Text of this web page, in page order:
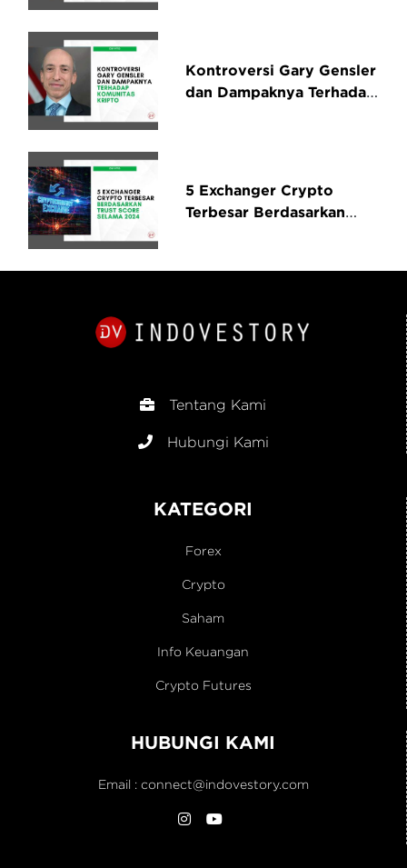
Kontroversi Gary Gensler
dan Dampaknya Terhadap
5 Exchanger Crypto
Terbesar Berdasarkan
Tentang Kami
Hubungi Kami
KATEGORI
Forex
Crypto
Saham
Info Keuangan
Crypto Futures
HUBUNGI KAMI
Email : connect@indovestory.com